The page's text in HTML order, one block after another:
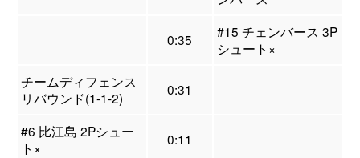
0:35
#15 チェンバース 3P
シュート×
チームディフェンス
リバウンド(1-1-2)
0:31
#6 比江島 2Pシュー
ト×
0:11